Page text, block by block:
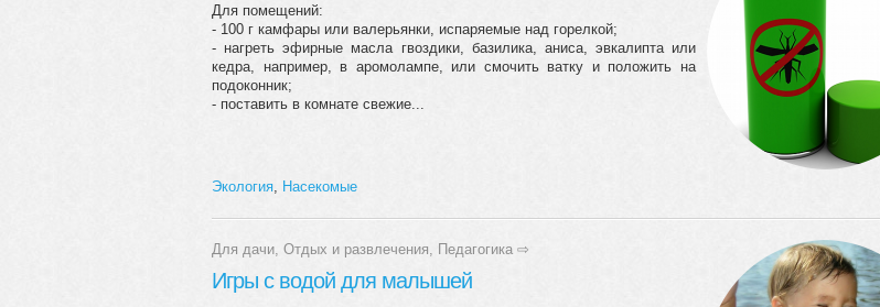
Для помещений:
- 100 г камфары или валерьянки, испаряемые над горелкой;
- нагреть эфирные масла гвоздики, базилика, аниса, эвкалипта или
кедра, например, в аромолампе, или смочить ватку и положить на
подоконник;
- поставить в комнате свежие...
Экология Насекомые
Для дачи Отдых и развлечения Педагогика ⇨
Игры с водой для малышей